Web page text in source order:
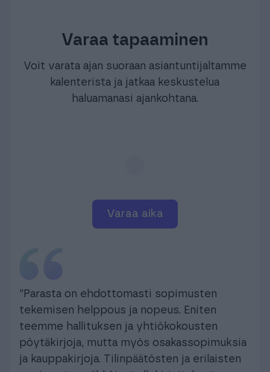
Varaa tapaaminen
Voit varata ajan suoraan asiantuntijaltamme
kalenterista ja jatkaa keskustelua
haluamanasi ajankohtana.
varaa aika
”Parasta on ehdottomasti sopimusten
tekemisen helppous ja nopeus. Eniten
teemme hallituksen ja yhtiökokousten
pöytäkirjoja, mutta myös osakassopimuksia
ja kauppakirjoja. Tilinpäätösten ja erilaisten